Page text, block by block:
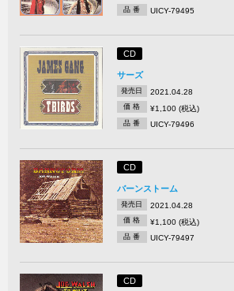
品 番 UICY-79495
CD
サーズ
発売日 2021.04.28
価 格 ¥1,100 (税込)
品 番 UICY-79496
CD
バーンストーム
発売日 2021.04.28
価 格 ¥1,100 (税込)
品 番 UICY-79497
CD